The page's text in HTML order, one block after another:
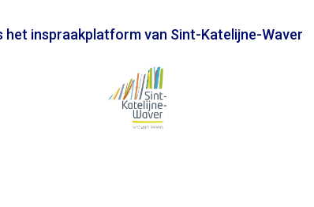
het inspraakplatform van Sint-Katelijne-Waver